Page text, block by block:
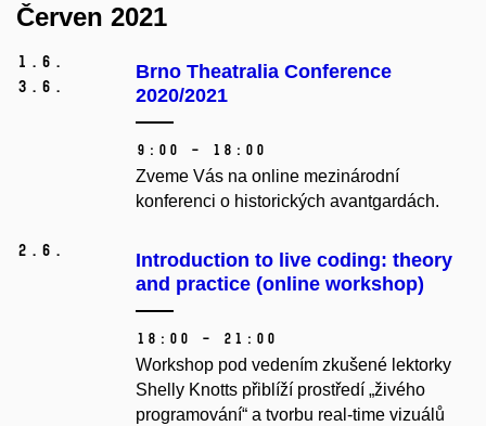
Červen 2021
1. 6.
3. 6.
Brno Theatralia Conference
2020/2021
9:00 – 18:00
Zveme Vás na online mezinárodní
konferenci o historických avantgardách.
2. 6.
Introduction to live coding: theory
and practice (online workshop)
18:00 – 21:00
Workshop pod vedením zkušené lektorky
Shelly Knotts přiblíží prostředí „živého
programování“ a tvorbu real-time vizuálů